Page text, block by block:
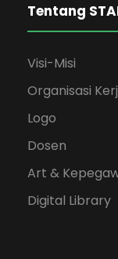
Tentang
Visi-Misi
Organisasi
Logo
Dosen
Art &
Digital Library